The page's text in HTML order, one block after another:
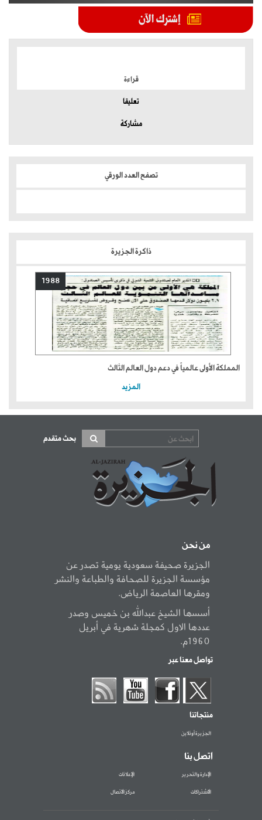
قراءة
تعليقا
مشاركة
تصفح العدد الورقي
ذاكرة الجزيرة
1988
المملكة الأولى عالمياً في دعم دول العالم الثالث
المزيد
بحث متقدم
من نحن
الجزيرة صحيفة سعودية يومية تصدر عن
مؤسسة الجزيرة للصحافة والطباعة والنشر
ومقرها العاصمة الرياض.
أسسها الشيخ عبدالله بن خميس وصدر
عددها الاول كمجلة شهرية في أبريل
1960م.
تواصل معنا عبر
منتجاتنا
الجزيرة أونلاين
اتصل بنا
الإدارة والتحرير الإعلانات
الاشتراكات مركز الاتصال